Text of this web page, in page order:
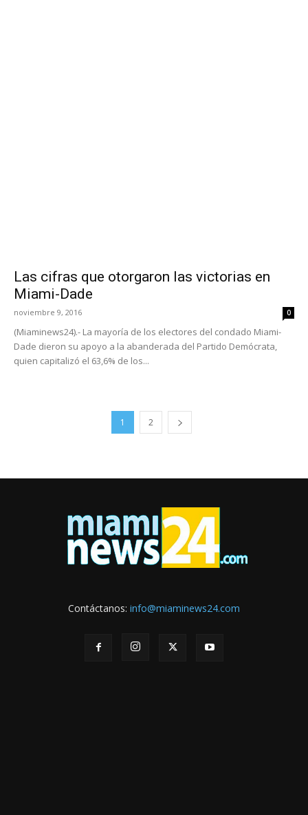
Las cifras que otorgaron las victorias en
Miami-Dade
noviembre 9, 2016 0
(Miaminews24).- La mayoría de los electores del condado Miami-
Dade dieron su apoyo a la abanderada del Partido Demócrata,
quien capitalizó el 63,6% de los...
1 2
Contáctanos: info@miaminews24.com